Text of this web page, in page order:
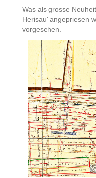
Was als grosse
Herisau' angepriesen
vorgesehen.